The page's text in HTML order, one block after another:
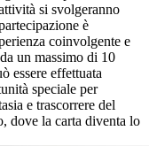
si svolgeranno
è
coinvolgente e
un massimo di 10
essere effettuata
speciale per
e trascorrere del
dove la carta diventa lo